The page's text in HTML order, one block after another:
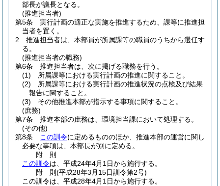
部長が議長となる。
(推進担当者)
第5条
実行計画の適正な実施を推進するため、課等に推進担
当者を置く。
2
推進担当者は、本部員が所属課等の職員のうちから選任す
る。
(推進担当者の職務)
第6条
推進担当者は、次に掲げる職務を行う。
(1)
所属課等における実行計画の推進に関すること。
(2)
所属課等における実行計画の推進状況の点検及び結果
報告に関すること。
(3)
その他推進本部が指示する事項に関すること。
(庶務)
第7条
推進本部の庶務は、環境担当課において処理する。
(その他)
第8条
この訓令に定めるもののほか、推進本部の運営に関し
必要な事項は、本部長が別に定める。
附 則
この訓令は、平成24年4月1日から施行する。
附 則(平成28年3月15日訓令第2号)
この訓令は、平成28年4月1日から施行する。